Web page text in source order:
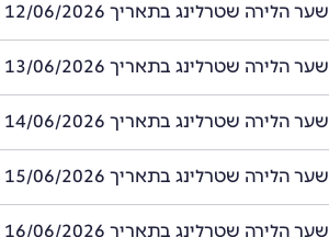
שער הלירה שטרלינג בתאריך 12/06/2026 הוא 3.9328
שער הלירה שטרלינג בתאריך 13/06/2026 הוא 3.9048
שער הלירה שטרלינג בתאריך 14/06/2026 הוא 3.9048
שער הלירה שטרלינג בתאריך 15/06/2026 הוא 3.9048
שער הלירה שטרלינג בתאריך 16/06/2026 הוא 3.9089